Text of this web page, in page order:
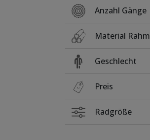
Anzahl Gänge
Material Rahmen
Geschlecht
Preis
Radgröße